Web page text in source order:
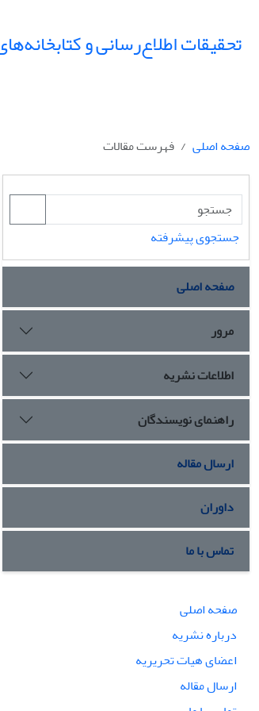
تحقیقات اطلاع‌رسانی و
صفحه اصلی
فهرست مقالات
جستجوی پیشرفته
صفحه اصلی
مرور
اطلاعات نشریه
راهنمای نویسندگان
ارسال مقاله
داوران
تماس با ما
صفحه اصلی
درباره نشریه
اعضای هیات تحریریه
ارسال مقاله